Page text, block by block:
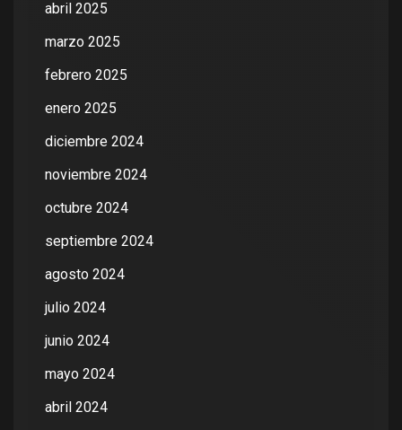
abril 2025
marzo 2025
febrero 2025
enero 2025
diciembre 2024
noviembre 2024
octubre 2024
septiembre 2024
agosto 2024
julio 2024
junio 2024
mayo 2024
abril 2024